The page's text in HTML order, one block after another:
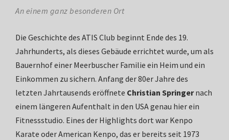
An einem ganz besonderen Ort
Die Geschichte des ATIS Club beginnt Ende des 19.
Jahrhunderts, als dieses Gebäude errichtet wurde, um als
Bauernhof einer Meerbuscher Familie ein Heim und ein
Einkommen zu sichern. Anfang der 80er Jahre des
letzten Jahrtausends eröffnete Christian Springernach
einem längeren Aufenthalt in den USA genau hier ein
Fitnessstudio. Eines der Highlights dort war Kenpo
Karate oder American Kenpo, das er bereits seit 1973